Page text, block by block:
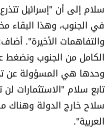
سلام إلى أن "إسرائيل
في الجنوب، وهذا البقاء
والتفاهمات الأخيرة".
الكامل من الجنوب ونضغط
وحدها هي المسؤولة عن
تابع سلام "الاستثمارات
سلاح خارج الدولة
العربية".